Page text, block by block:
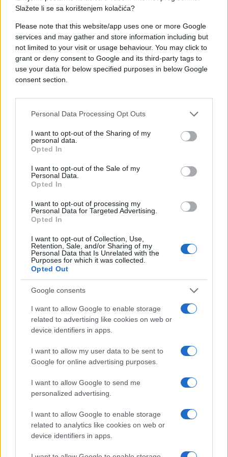
Slažete li se sa korištenjem kolačića?
Please note that this website/app uses one or more Google
services and may gather and store information including but
not limited to your visit or usage behaviour. You may click to
grant or deny consent to Google and its third-party tags to
use your data for below specified purposes in below Google
consent section.
Personal Data Processing Opt Outs
I want to opt-out of the Sharing of my
personal data.
Opted In
I want to opt-out of the Sale of my
Personal Data.
Opted In
I want to opt-out of processing my
Personal Data for Targeted Advertising.
Opted In
I want to opt-out of Collection, Use,
Retention, Sale, and/or Sharing of my
Personal Data that Is Unrelated with the
Purposes for which it was collected.
Opted Out
Google consents
I want to allow Google to enable storage
related to advertising like cookies on web or
device identifiers in apps.
I want to allow my user data to be sent to
Google for online advertising purposes.
I want to allow Google to send me
personalized advertising.
I want to allow Google to enable storage
related to analytics like cookies on web or
device identifiers in apps.
teške životne situacije i borbe sa siromaštvom, a
nakon smrti supruga, reditelja Živka Nikolića, njen
život je obilježen ličnim gubicima i teškim
periodima.
#Vesna Pećanac